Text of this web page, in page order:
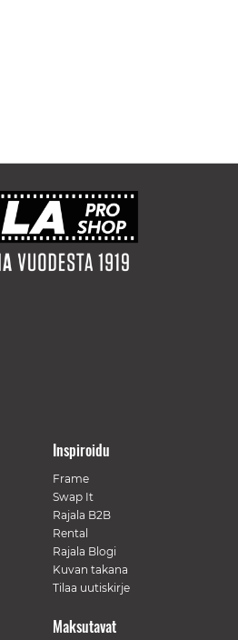
Inspiroidu
Frame
Swap It
Rajala B2B
Rental
Rajala Blogi
Kuvan takana
Tilaa uutiskirje
Maksutavat